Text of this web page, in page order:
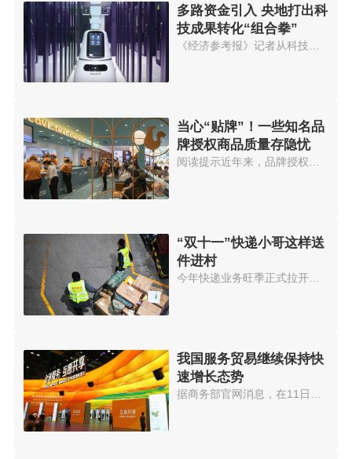
多路资金引入 央地打出科
技成果转化“组合拳”
当心“贴牌”！一些知名品
牌授权商品质量存隐忧
“双十一”快递小哥这样送
件进村
今年快递业务旺季正式拉开帷幕。...
我国服务贸易继续保持快
速增长态势